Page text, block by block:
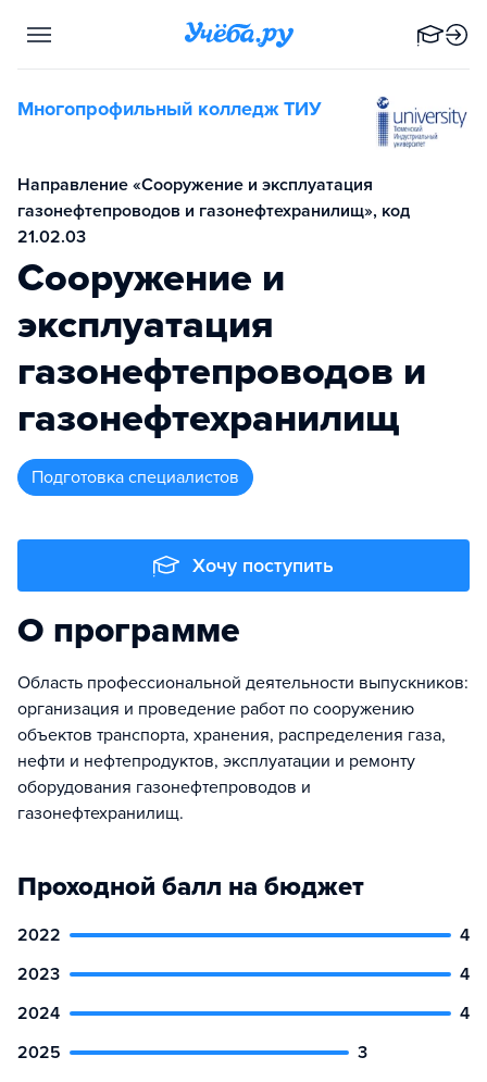
Многопрофильный колледж ТИУ
Направление «Сооружение и эксплуатация
газонефтепроводов и газонефтехранилищ», код
21.02.03
Сооружение и
эксплуатация
газонефтепроводов и
газонефтехранилищ
подготовка специалистов
Хочу поступить
О программе
Область профессиональной деятельности выпускников:
организация и проведение работ по сооружению
объектов транспорта, хранения, распределения газа,
нефти и нефтепродуктов, эксплуатации и ремонту
оборудования газонефтепроводов и
газонефтехранилищ.
Проходной балл на бюджет
2022
4
2023
4
2024
4
2025
3